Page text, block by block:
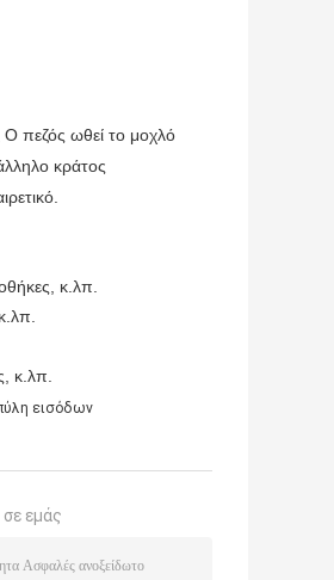
Ο πεζός ωθεί το μοχλό
κράτος
κ.λπ.
κ.λπ.
εισόδων
εμάς